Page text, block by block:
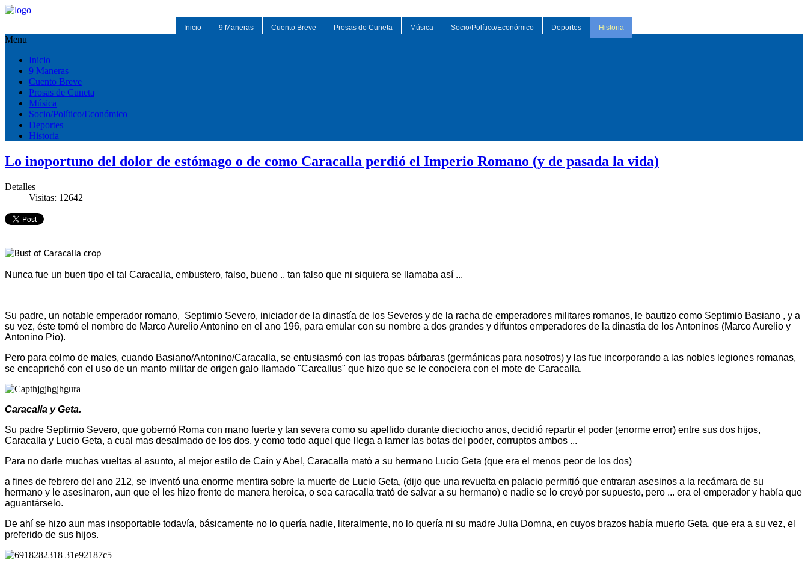
Inicio 9 Maneras Cuento Breve Prosas de Cuneta Música Socio/Político/Económico Deportes Historia
Menu
Inicio
9 Maneras
Cuento Breve
Prosas de Cuneta
Música
Socio/Político/Económico
Deportes
Historia
Lo inoportuno del dolor de estómago o de como Caracalla perdió el Imperio Romano (y de pasada la vida)
Detalles
Visitas: 12642
Nunca fue un buen tipo el tal Caracalla, embustero, falso, bueno .. tan falso que ni siquiera se llamaba así ...
Su padre, un notable emperador romano, Septimio Severo, iniciador de la dinastía de los Severos y de la racha de emperadores militares romanos, le bautizo como Septimio Basiano , y a
su vez, éste tomó el nombre de Marco Aurelio Antonino en el ano 196, para emular con su nombre a dos grandes y difuntos emperadores de la dinastía de los Antoninos (Marco Aurelio y
Antonino Pio).
Pero para colmo de males, cuando Basiano/Antonino/Caracalla, se entusiasmó con las tropas bárbaras (germánicas para nosotros) y las fue incorporando a las nobles legiones romanas,
se encaprichó con el uso de un manto militar de origen galo llamado "Carcallus" que hizo que se le conociera con el mote de Caracalla.
Caracalla y Geta.
Su padre Septimio Severo, que gobernó Roma con mano fuerte y tan severa como su apellido durante dieciocho anos, decidió repartir el poder (enorme error) entre sus dos hijos,
Caracalla y Lucio Geta, a cual mas desalmado de los dos, y como todo aquel que llega a lamer las botas del poder, corruptos ambos ...
Para no darle muchas vueltas al asunto, al mejor estilo de Caín y Abel, Caracalla mató a su hermano Lucio Geta (que era el menos peor de los dos)
a fines de febrero del ano 212, se inventó una enorme mentira sobre la muerte de Lucio Geta, (dijo que una revuelta en palacio permitió que entraran asesinos a la recámara de su
hermano y le asesinaron, aun que el les hizo frente de manera heroica, o sea caracalla trató de salvar a su hermano) e nadie se lo creyó por supuesto, pero ... era el emperador y había que
aguantárselo.
De ahí se hizo aun mas insoportable todavía, básicamente no lo quería nadie, literalmente, no lo quería ni su madre Julia Domna, en cuyos brazos había muerto Geta, que era a su vez, el
preferido de sus hijos.